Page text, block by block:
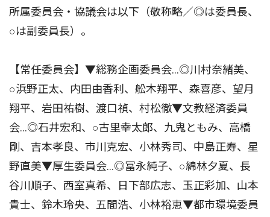
所属委員会・協議会は以下（敬称略／◎は委員長、
○は副委員長）。
【常任委員会】▼総務企画委員会…◎川村奈緒美、
○浜野正太、内田由香利、舩木翔平、森喜彦、望月
翔平、岩田祐樹、渡口禎、村松徹▼文教経済委員
会…◎石井宏和、○古里幸太郎、九鬼ともみ、高橋
剛、吉本孝良、市川克宏、小林秀司、中島正寿、星
野直美▼厚生委員会…◎冨永純子、○綿林夕夏、長
谷川順子、西室真希、日下部広志、玉正彩加、山本
貴士、鈴木玲央、五間浩、小林裕恵▼都市環境委員